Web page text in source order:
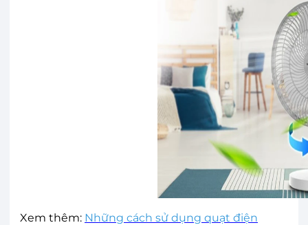
Xem thêm: Những cách sử dụng quạt điện